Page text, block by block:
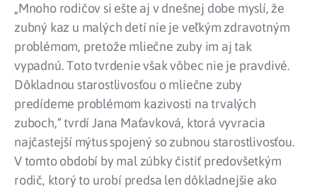
„Mnoho rodičov si ešte aj v dnešnej dobe myslí, že
zubný kaz u malých detí nie je veľkým zdravotným
problémom, pretože mliečne zuby im aj tak
vypadnú. Toto tvrdenie však vôbec nie je pravdivé.
Dôkladnou starostlivosťou o mliečne zuby
predídeme problémom kazivosti na trvalých
zuboch,“ tvrdí Jana Maťavková, ktorá vyvracia
najčastejší mýtus spojený so zubnou starostlivosťou.
V tomto období by mal zúbky čistiť predovšetkým
rodič, ktorý to urobí predsa len dôkladnejšie ako